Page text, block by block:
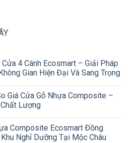
4 Cánh Ecosmart – Giải Pháp
Gian Hiện Đại Và Sang Trọng
Giá Cửa Gỗ Nhựa Composite –
Lượng
Composite Ecosmart Đồng
Khu Nghỉ Dưỡng Tại Mộc Châu